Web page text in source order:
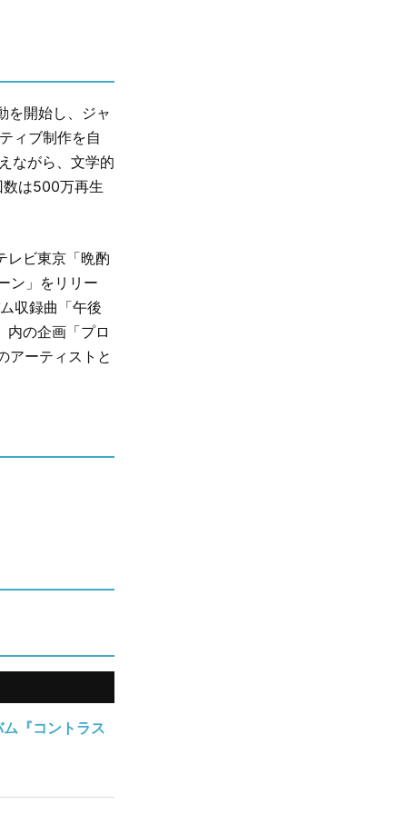
を開始し、ジャ
ィブ制作を自
ながら、文学的
数は500万再生
レビ東京「晩酌
ン」をリリー
収録曲「午後
内の企画「プロ
アーティストと
『コントラス